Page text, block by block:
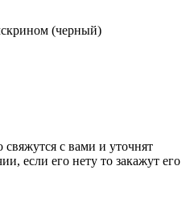
(черный)
с вами и уточнят
если его нету то закажут его